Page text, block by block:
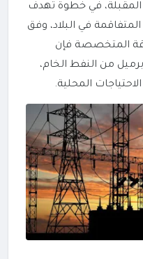
المقبلة، في خطوة تهدف
في البلاد، وفق
المتخصصة فإن
من النفط الخام،
المحلية.